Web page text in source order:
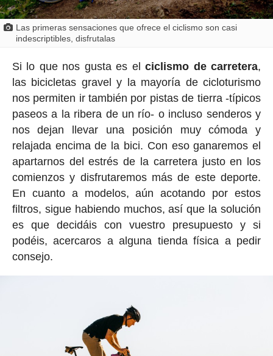
Las primeras sensaciones que ofrece el ciclismo son casi
indescriptibles, disfrutalas
Si lo que nos gusta es elciclismo de carretera,
las bicicletas gravel y la mayoría de cicloturismo
nos permiten ir también por pistas de tierra -típicos
paseos a la ribera de un río- o incluso senderos y
nos dejan llevar una posición muy cómoda y
relajada encima de la bici. Con eso ganaremos el
apartarnos del estrés de la carretera justo en los
comienzos y disfrutaremos más de este deporte.
En cuanto a modelos, aún acotando por estos
filtros, sigue habiendo muchos, así que la solución
es que decidáis con vuestro presupuesto y si
podéis, acercaros a alguna tienda física a pedir
consejo.